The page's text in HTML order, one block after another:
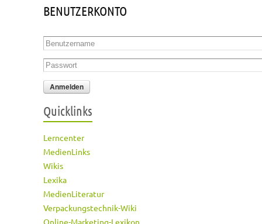
BENUTZERKONTO
Benutzername
Passwort
Quicklinks
Lerncenter
MedienLinks
Wikis
Lexika
MedienLiteratur
Verpackungstechnik-Wiki
Online-Marketing-Lexikon